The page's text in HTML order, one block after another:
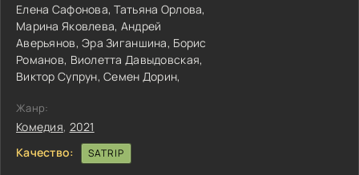
Елена Сафонова,Татьяна Орлова,
Марина Яковлева, Андрей
Аверьянов,Эра Зиганшина, Борис
Романов, Виолетта Давыдовская,
Виктор Супрун,Семен Дорин,
Жанр:
Комедия, 2021
Качество:
SATRIP